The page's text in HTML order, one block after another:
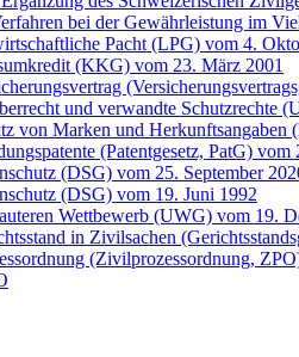
bei der Gewährleistung im
Pacht (LPG) vom 4.
(KKG) vom 23. März 2001
und verwandte Schutzrechte
von Marken und
(Patentgesetz, PatG) vom
(DSG) vom 25. September
(DSG) vom 19. Juni 1992
Wettbewerb (UWG) vom 19.
in Zivilsachen
(Zivilprozessordnung,